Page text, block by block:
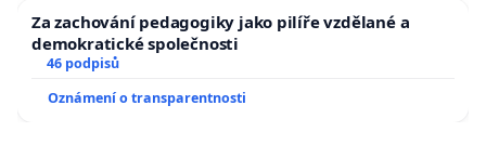
Za zachování pedagogiky jako pilíře vzdělané a
demokratické společnosti
46 podpisů
Oznámení o transparentnosti